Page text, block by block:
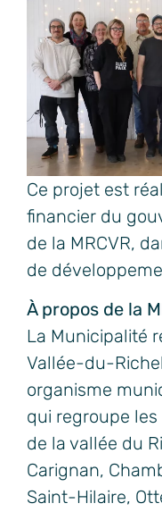
Ce projet est
financier du
de la MRCVR,
de
À propos de la
La Municipalité
Vallée-du-
organisme
qui regroupe
de la vallée du
Carignan,
Saint-Hilaire,